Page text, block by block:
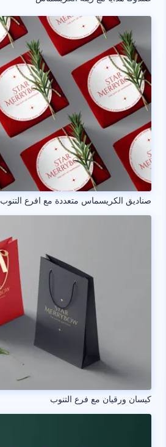
صناديق الكريسماس متعددة مع افرع التنوب
كيسان ورقيان مع فرع التنوب